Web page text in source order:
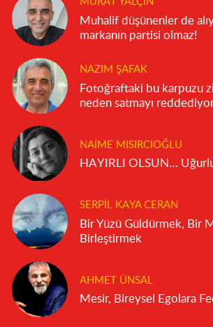
Muhalif düşünenler de
markanın partisi olmaz!
NAZIM ŞAFAK
Fotoğraftaki bu karpuzu
neden satmayı
NAIME MISIRCIOĞLU
HAYIRLI
SERPIL KAYA CERAN
Bir Yüzü Güldürmek, Bir
Birleştirmek
AHMET ÜNSAL
Mesir, Bireysel Egolara